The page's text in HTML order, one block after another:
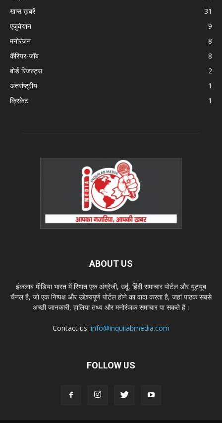
खास ख़बरें
31
एजुकेशन
9
मनोरंजन
8
कॅरियर-जॉब
8
बोर्ड रिजल्ट्स
2
अंतर्राष्ट्रीय
1
क्रिकेट
1
ABOUT US
इंकलाब मीडिया भारत में स्थित एक अंग्रेजी, उर्दू, हिंदी समाचार पोर्टल और यूट्यूब
चैनल है, जो एक निष्पक्ष और उद्देश्यपूर्ण पोर्टल होने का वादा करता है, जहां पाठक सबसे
अच्छी जानकारी, हालिया तथ्य और मनोरंजक समाचार पा सकते हैं।
Contact us: info@inquilabmedia.com
FOLLOW US